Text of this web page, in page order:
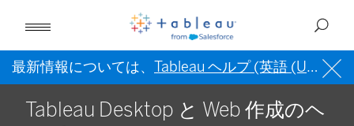
最新情報については、 Tableau ヘルプ (英語 (US)) を
Tableau Desktop と Web 作成のヘ